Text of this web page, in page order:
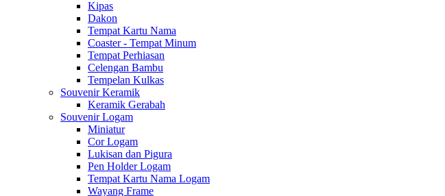
Kipas
Dakon
Tempat Kartu Nama
Coaster - Tempat Minum
Tempat Perhiasan
Celengan Bambu
Tempelan Kulkas
Souvenir Keramik
Keramik Gerabah
Souvenir Logam
Miniatur
Cor Logam
Lukisan dan Pigura
Pen Holder Logam
Tempat Kartu Nama Logam
Wayang Frame